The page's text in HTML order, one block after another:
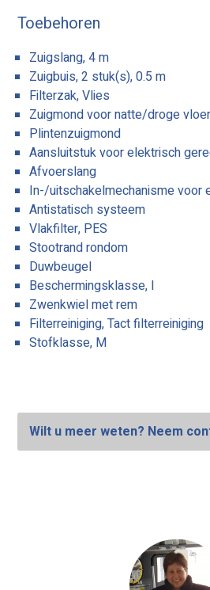
Toebehoren
Zuigslang, 4 m
Zuigbuis, 2 stuk(s), 0.5 m
Filterzak, Vlies
Zuigmond voor natte/droge
Plintenzuigmond
Aansluitstuk voor elektrisch
Afvoerslang
In-/uitschakelmechanisme voor
Antistatisch systeem
Vlakfilter, PES
Stootrand rondom
Duwbeugel
Beschermingsklasse, I
Zwenkwiel met rem
Filterreiniging, Tact filterreiniging
Stofklasse, M
Wilt u meer weten? Neem